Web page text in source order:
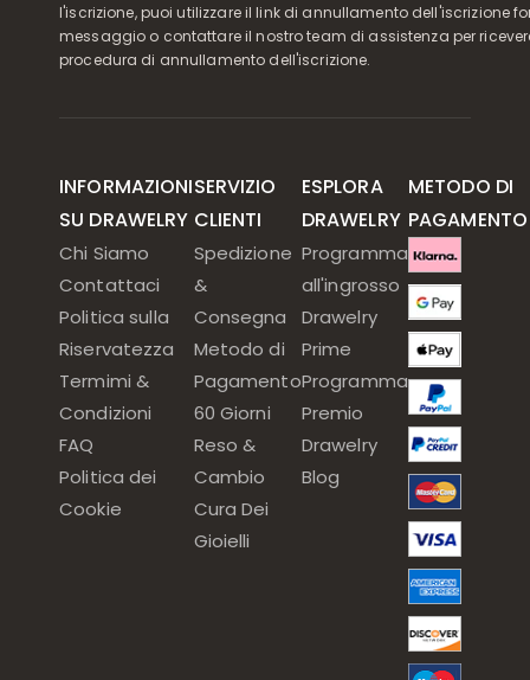
l'iscrizione, puoi utilizzare il link di annullamento dell'iscrizione
messaggio o contattare il nostro team di assistenza per
procedura di annullamento dell'iscrizione.
INFORMAZIONI
SU DRAWELRY
Chi Siamo
Contattaci
Politica sulla
Riservatezza
Termimi &
Condizioni
FAQ
Politica dei
Cookie
SERVIZIO
CLIENTI
Spedizione
&
Consegna
Metodo di
Pagamento
60 Giorni
Reso &
Cambio
Cura Dei
Gioielli
ESPLORA
DRAWELRY
Programma
all'ingrosso
Drawelry
Prime
Programma
Premio
Drawelry
Blog
METODO DI
PAGAMENTO